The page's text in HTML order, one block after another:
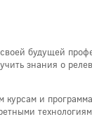
будущей
знания о
и